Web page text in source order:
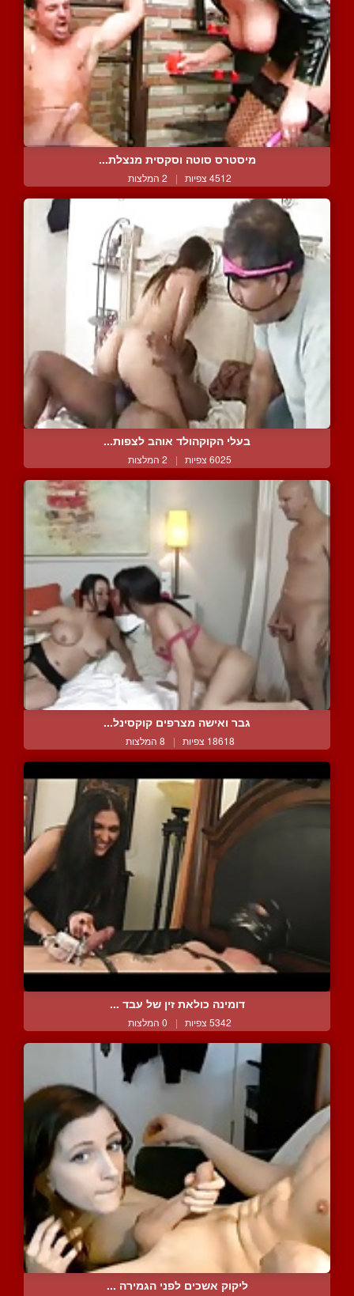
מיסטרס סוטה וסקסית מנצלת...
4512 צפיות | 2 המלצות
בעלי הקוקהולד אוהב לצפות...
6025 צפיות | 2 המלצות
גבר ואישה מצרפים קוקסינל...
18618 צפיות | 8 המלצות
דומינה כולאת זין של עבד ...
5342 צפיות | 0 המלצות
ליקוק אשכים לפני הגמירה ...